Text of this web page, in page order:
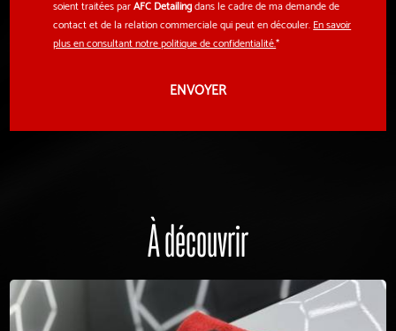
soient traitées parAFC Detailingdans le cadre de ma demande de
contact et de la relation commerciale qui peut en découler.En savoir
plus en consultant notre politique de confidentialité.*
À découvrir